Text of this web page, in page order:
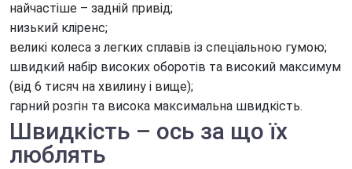
Оренда авто на весілля
Оренда авто на добу
Оренда авто на місяць
Оренда авто на рік
найчастіше – задній привід;
низький кліренс;
великі колеса з легких сплавів із спеціальною гумою;
швидкий набір високих оборотів та високий максимум
(від 6 тисяч на хвилину і вище);
гарний розгін та висока максимальна швидкість.
Швидкість – ось за що їх
люблять